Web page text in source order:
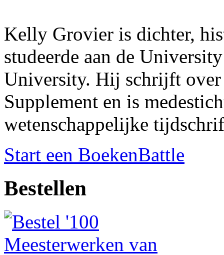
Kelly Grovier is dichter,
studeerde aan de
University. Hij schrijft
Supplement en is
wetenschappelijke
Start een BoekenBattle
Bestellen